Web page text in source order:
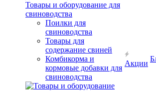
Товары и оборудование для
свиноводства
Поилки для
свиноводства
Товары для
содержание свиней
Комбикорма и
кормовые добавки для
свиноводства
Акции